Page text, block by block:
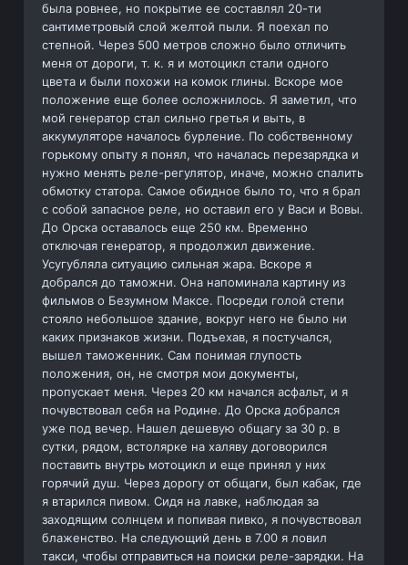
была ровнее, но покрытие ее составлял 20-ти
сантиметровый слой желтой пыли. Я поехал по
степной. Через 500 метров сложно было отличить
меня от дороги, т. к. я и мотоцикл стали одного
цвета и были похожи на комок глины. Вскоре мое
положение еще более осложнилось. Я заметил, что
мой генератор стал сильно гретья и выть, в
аккумуляторе началось бурление. По собственному
горькому опыту я понял, что началась перезарядка и
нужно менять реле-регулятор, иначе, можно спалить
обмотку статора. Самое обидное было то, что я брал
с собой запасное реле, но оставил его у Васи и Вовы.
До Орска оставалось еще 250 км. Временно
отключая генератор, я продолжил движение.
Усугубляла ситуацию сильная жара. Вскоре я
добрался до таможни. Она напоминала картину из
фильмов о Безумном Максе. Посреди голой степи
стояло небольшое здание, вокруг него не было ни
каких признаков жизни. Подъехав, я постучался,
вышел таможенник. Сам понимая глупость
положения, он, не смотря мои документы,
пропускает меня. Через 20 км начался асфальт, и я
почувствовал себя на Родине. До Орска добрался
уже под вечер. Нашел дешевую общагу за 30 р. в
сутки, рядом, встолярке на халяву договорился
поставить внутрь мотоцикл и еще принял у них
горячий душ. Через дорогу от общаги, был кабак, где
я втарился пивом. Сидя на лавке, наблюдая за
заходящим солнцем и попивая пивко, я почувствовал
блаженство. На следующий день в 7.00 я ловил
такси, чтобы отправиться на поиски реле-зарядки. На